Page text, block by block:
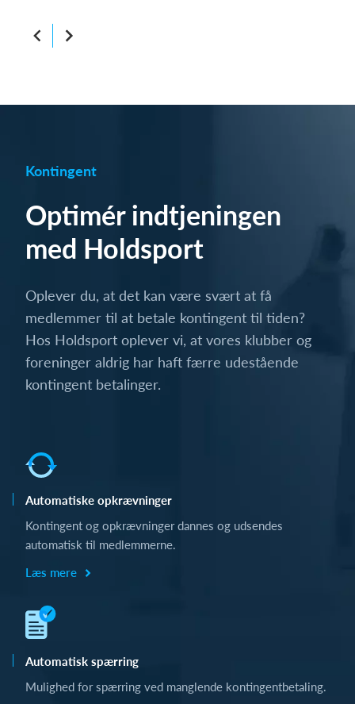
Kontingent
Optimér indtjeningen
med Holdsport
Oplever du, at det kan være svært at få
medlemmer til at betale kontingent til tiden?
Hos Holdsport oplever vi, at vores klubber og
foreninger aldrig har haft færre udestående
kontingent betalinger.
Automatiske opkrævninger
Kontingent og opkrævninger dannes og udsendes
automatisk til medlemmerne.
Læs mere
Automatisk spærring
Mulighed for spærring ved manglende kontingentbetaling.